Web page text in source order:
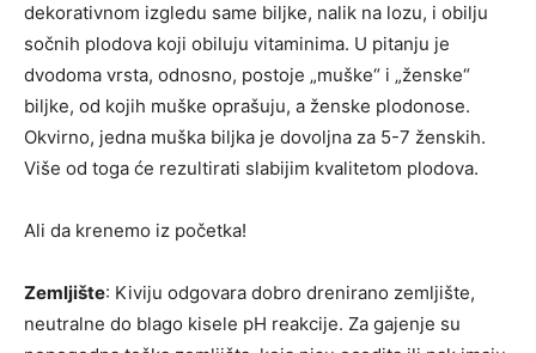
dekorativnom izgledu same biljke, nalik na lozu, i obilju
sočnih plodova koji obiluju vitaminima. U pitanju je
dvodoma vrsta, odnosno, postoje „muške“ i „ženske“
biljke, od kojih muške oprašuju, a ženske plodonose.
Okvirno, jedna muška biljka je dovoljna za 5-7 ženskih.
Više od toga će rezultirati slabijim kvalitetom plodova.
Ali da krenemo iz početka!
Zemljište: Kiviju odgovara dobro drenirano zemljište,
neutralne do blago kisele pH reakcije. Za gajenje su